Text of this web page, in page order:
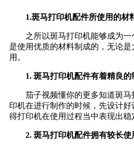
1.斑马打印机配件所使用的材
之所以斑马打印机能够成为一
是使用优质的材料制成的，无论
用。
1. 斑马打印机配件有着精良的
茄子视频懂你的更多知道斑马
印机在进行制作的时候，先设计好
得打印机在使用过程当中表现出稳定
2. 斑马打印机配件拥有较长使